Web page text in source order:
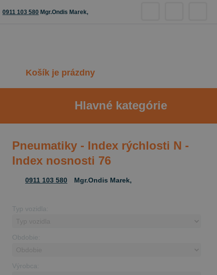
0911 103 580 Mgr.Ondis Marek,
Košík je prázdny
Hlavné kategórie
Pneumatiky - Index rýchlosti N -
Index nosnosti 76
0911 103 580 Mgr.Ondis Marek,
Typ vozidla:
Obdobie:
Výrobca: